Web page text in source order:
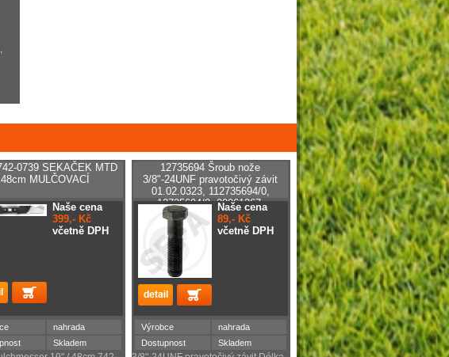
0739 SEKAČEK MTD
48cm MULČOVACÍ
Naše cena
399,- Kč
včetně DPH
nahrada
Skladem
12735694 Šroub nože
3/8"-24UNF pravotočivý závit
01.02.0323, 112735694/0,
12735694/0, 20061267,
Naše cena
89,- Kč
včetně DPH
Výrobce
nahrada
Dostupnost
Skladem